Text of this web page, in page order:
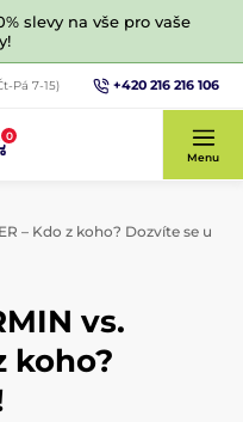
slevy na vše pro vaše
Pá 7-15) +420 216 216 106
0
Menu
– Kdo z koho? Dozvíte se u
vs.
koho?